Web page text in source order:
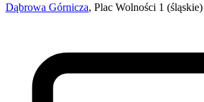
Dąbrowa Górnicza, Plac Wolności 1 (śląskie)